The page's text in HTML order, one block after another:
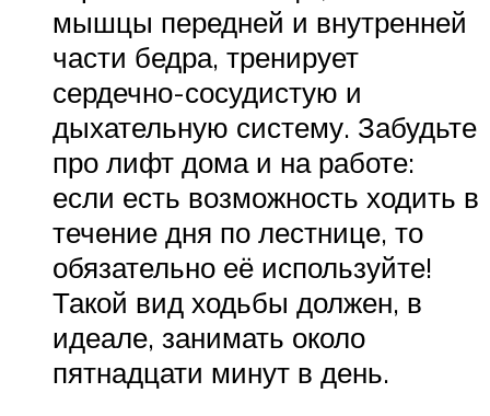
мышцы передней и внутренней
части бедра, тренирует
сердечно-сосудистую и
дыхательную систему. Забудьте
про лифт дома и на работе:
если есть возможность ходить в
течение дня по лестнице, то
обязательно её используйте!
Такой вид ходьбы должен, в
идеале, занимать около
пятнадцати минут в день.